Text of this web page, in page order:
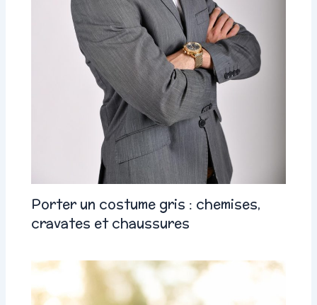
Porter un costume gris : chemises,
cravates et chaussures